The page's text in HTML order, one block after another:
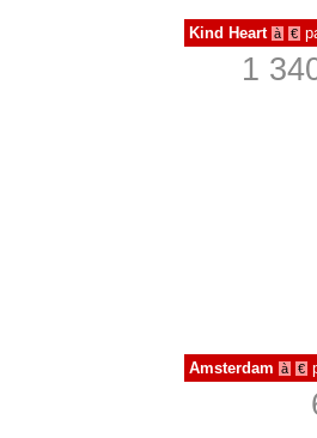
Kind Heart à €
1
Amsterdam à €